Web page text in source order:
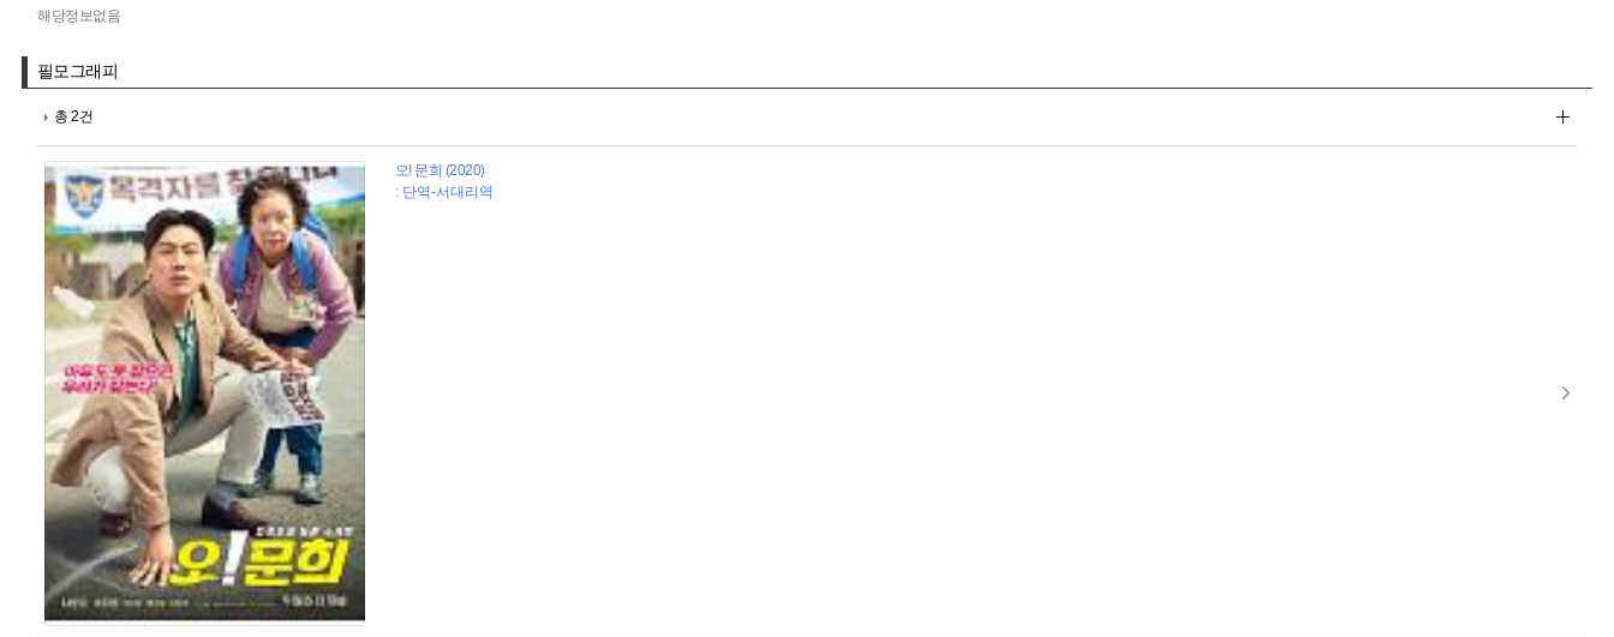
해당정보없음
필모그래피
총 2건
오! 문희 (2020)
: 단역-서대리역